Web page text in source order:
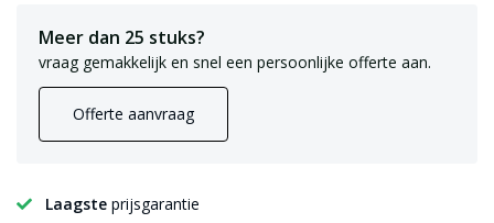
Meer dan 25 stuks?
vraag gemakkelijk en snel een persoonlijke offerte aan.
Offerte aanvraag
Laagste prijsgarantie